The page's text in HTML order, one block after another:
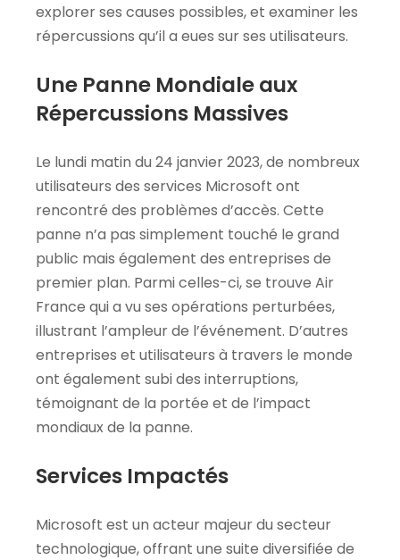
explorer ses causes possibles, et examiner les
répercussions qu’il a eues sur ses utilisateurs.
Une Panne Mondiale aux
Répercussions Massives
Le lundi matin du 24 janvier 2023, de nombreux
utilisateurs des services Microsoft ont
rencontré des problèmes d’accès. Cette
panne n’a pas simplement touché le grand
public mais également des entreprises de
premier plan. Parmi celles-ci, se trouve Air
France qui a vu ses opérations perturbées,
illustrant l’ampleur de l’événement. D’autres
entreprises et utilisateurs à travers le monde
ont également subi des interruptions,
témoignant de la portée et de l’impact
mondiaux de la panne.
Services Impactés
Microsoft est un acteur majeur du secteur
technologique, offrant une suite diversifiée de